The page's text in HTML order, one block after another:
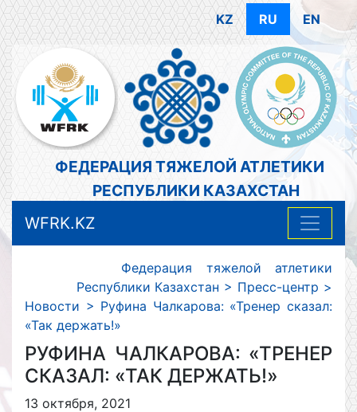
KZ RU EN
ФЕДЕРАЦИЯ ТЯЖЕЛОЙ АТЛЕТИКИ
РЕСПУБЛИКИ КАЗАХСТАН
WFRK.KZ
Федерация тяжелой атлетики
Республики Казахстан > Пресс-центр >
Новости > Руфина Чалкарова: «Тренер сказал:
«Так держать!»
РУФИНА ЧАЛКАРОВА: «ТРЕНЕР
СКАЗАЛ: «ТАК ДЕРЖАТЬ!»
13 октября, 2021